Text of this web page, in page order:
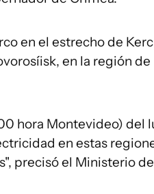
en el estrecho de
en la región
hora Montevideo) del
en estas
precisó el Ministerio